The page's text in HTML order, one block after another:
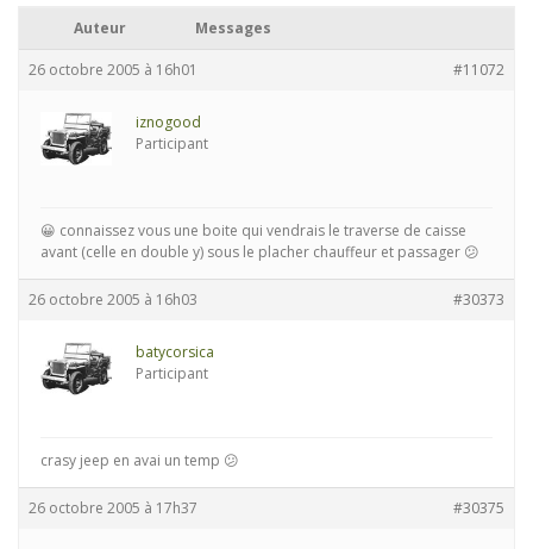
Auteur Messages
26 octobre 2005 à 16h01 #11072
iznogood
Participant
😀 connaissez vous une boite qui vendrais le traverse de caisse
avant (celle en double y) sous le placher chauffeur et passager 😕
26 octobre 2005 à 16h03 #30373
batycorsica
Participant
crasy jeep en avai un temp 😕
26 octobre 2005 à 17h37 #30375